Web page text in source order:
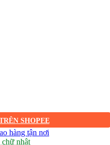
SHOPEE
hàng tận nơi
nhật